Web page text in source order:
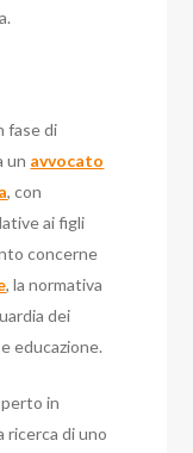
fase di
un avvocato
, con
ai figli
concerne
, la normativa
dei
educazione.
in
ricerca di uno